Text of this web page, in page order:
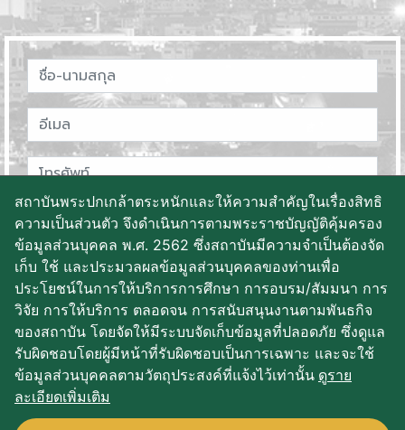
บันทึกข้อมูล
สถาบันพระปกเกล้าตระหนักและให้ความสำคัญในเรื่องสิทธิ
ความเป็นส่วนตัว จึงดำเนินการตามพระราชบัญญัติคุ้มครอง
ข้อมูลส่วนบุคคล พ.ศ. 2562 ซึ่งสถาบันมีความจำเป็นต้องจัด
เก็บ ใช้ และประมวลผลข้อมูลส่วนบุคคลของท่านเพื่อ
ประโยชน์ในการให้บริการการศึกษา การอบรม/สัมมนา การ
วิจัย การให้บริการ ตลอดจน การสนับสนุนงานตามพันธกิจ
ของสถาบัน โดยจัดให้มีระบบจัดเก็บข้อมูลที่ปลอดภัย ซึ่งดูแล
รับผิดชอบโดยผู้มีหน้าที่รับผิดชอบเป็นการเฉพาะ และจะใช้
ข้อมูลส่วนบุคคลตามวัตถุประสงค์ที่แจ้งไว้เท่านั้น ดูราย
ละเอียดเพิ่มเติม